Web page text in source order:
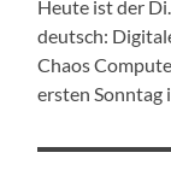
Heute ist der
deutsch:
Chaos
ersten